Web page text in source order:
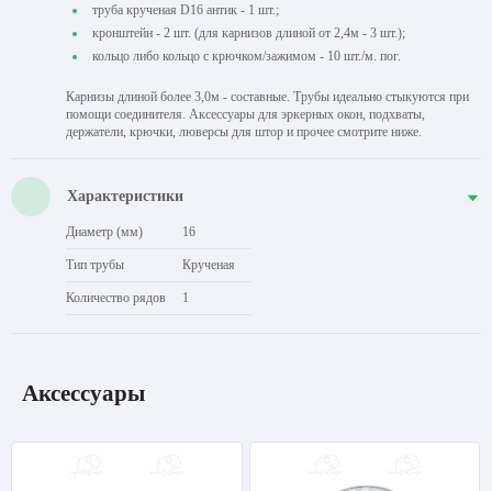
труба крученая D16 антик - 1 шт.;
кронштейн - 2 шт. (для карнизов длиной от 2,4м - 3 шт.);
кольцо либо кольцо с крючком/зажимом - 10 шт./м. пог.
Карнизы длиной более 3,0м - составные. Трубы идеально стыкуются при
помощи соединителя. Аксессуары для эркерных окон, подхваты,
держатели, крючки, люверсы для штор и прочее смотрите ниже.
Характеристики
Диаметр (мм) 16
Тип трубы Крученая
Количество рядов 1
Аксессуары